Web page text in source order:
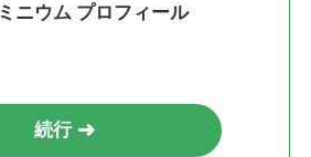
ミニウム プロフィール
続行